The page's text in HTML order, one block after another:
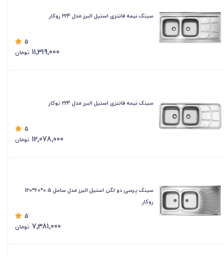
سینک نیمه فانتزی استیل البرز مدل 224 روکار
5
11,319,000 تومان
سینک نیمه فانتزی استیل البرز مدل 224 توکار
5
12,078,000 تومان
سینک پرسی دو لگن استیل البرز مدل ساحل 0.5*60*120
روکار
5
7,381,000 تومان